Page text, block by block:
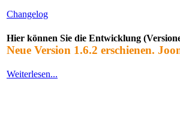
Changelog
Hier können Sie die Entwicklung
Neue Version 1.6.2 erschienen.
Weiterlesen...